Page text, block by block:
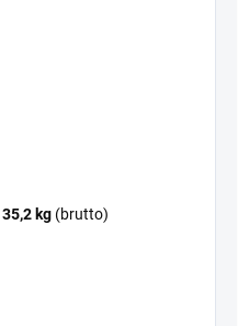
35,2 kg (brutto)